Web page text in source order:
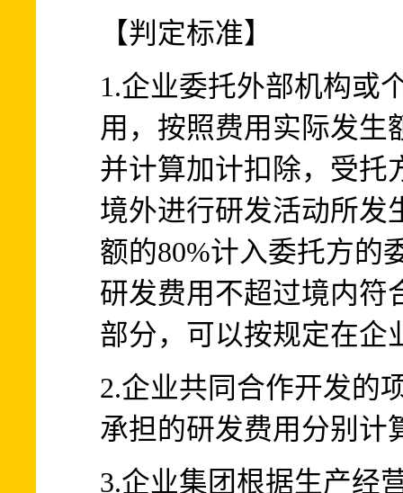
【判定标准】
1.企业委托外部机构或
用，按照费用实际发生
并计算加计扣除，受托
境外进行研发活动所发
额的80%计入委托方的
研发费用不超过境内符
部分，可以按规定在企
2.企业共同合作开发的
承担的研发费用分别计
3.企业集团根据生产经